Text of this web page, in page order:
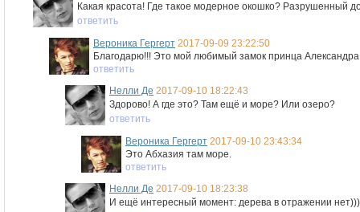
Какая красота! Где такое модерное окошко? Разрушенный
ответить
Вероника Гергерт 2017-09-09 23:22:50
Благодарю!!! Это мой любимый замок принца Александра
ответить
Нелли Де 2017-09-10 18:22:43
Здорово! А где это? Там ещё и море? Или озеро?
ответить
Вероника Гергерт 2017-09-10 23:43:34
Это Абхазия там море.
ответить
Нелли Де 2017-09-10 18:23:38
И ещё интересный момент: дерева в отражении